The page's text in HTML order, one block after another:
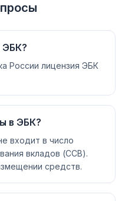
ЭБК?
России лицензия ЭБК
в ЭБК?
входит в число
вкладов (ССВ).
средств.